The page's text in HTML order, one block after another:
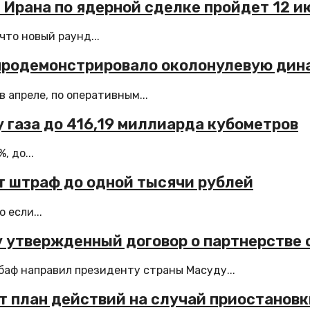
по ядерной сделке пройдет 12
новый раунд...
околонулевую
апреле, по оперативным...
до 416,19 миллиарда кубометров
до...
штраф до одной тысячи рублей
если...
договор о партнерстве
направил президенту страны Масуду...
действий на случай